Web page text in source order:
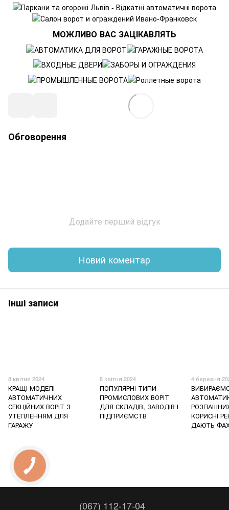
МОЖЛИВО ВАС ЗАЦІКАВЛЯТЬ
Обговорення
Додайте перший відгук
Новий коментар
Інші записи
8 квітня 2024
КРАЩІ МОДЕЛІ
АВТОМАТИЧНИХ
СЕКЦІЙНИХ ВОРІТ З
УТЕПЛЕННЯМ ДЛЯ
ГАРАЖУ
8 квітня 2024
ПОПУЛЯРНІ ТИПИ
ПРОМИСЛОВИХ ВОРІТ
ДЛЯ СКЛАДІВ, ЗАВОДІВ І
ПІДПРИЄМСТВ
4 березня
КОРИСНІ
ДАЮТЬ
(067) 112-17-04